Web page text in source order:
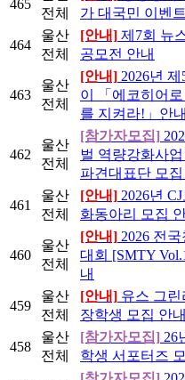
465
전체
가 대국민 이벤
464
울산
전체
[안내] 제7회 뉴
공모전 안내
463
울산
전체
[안내] 2026년
이 「에코히어
를 지켜라!」안내
462
울산
전체
[참가자모집]
벌 역량강화사
파견대표단 모집
461
울산
전체
[안내] 2026년
화동아리 모집
460
울산
전체
[안내] 2026 전
대회 [SMTY
내
459
울산
전체
[안내] 유스 그린
장학생 모집 안내
458
울산
전체
[참가자모집] 26
학생 서포터즈